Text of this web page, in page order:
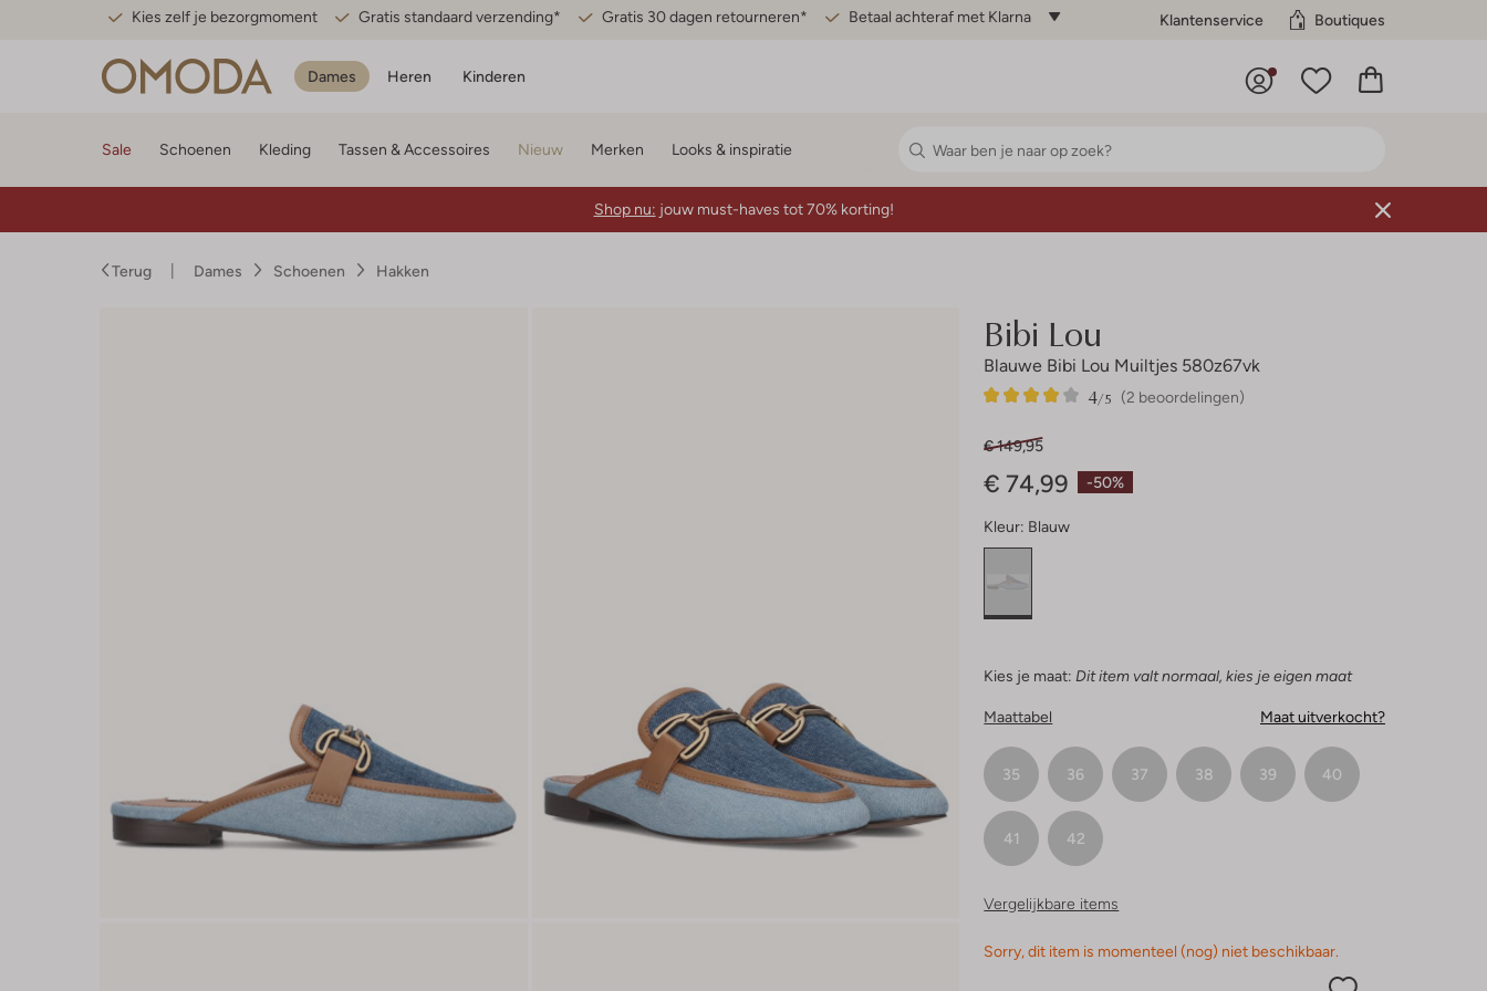
Kies zelf je bezorgmoment Gratis standaard verzending* Gratis 30 dagen retourneren* Betaal achteraf met Klarna Klantenservice Boutiques
Dames Heren Kinderen
Sale Schoenen Kleding Tassen & Accessoires Nieuw Merken Looks & inspiratie
Shop nu: jouw must-haves tot 70% korting!
Terug Dames Schoenen Hakken
Bibi Lou
Blauwe Bibi Lou Muiltjes 580z67vk
(2 beoordelingen)
4/5
2
4
-50%
€ 149,95
€ 74,99
Kleur: Blauw
Kies je maat: Dit item valt normaal, kies je eigen maat
Maattabel Maat uitverkocht?
35 36 37 38 39 40
41 42
Vergelijkbare items
Sorry, dit item is momenteel (nog) niet beschikbaar.